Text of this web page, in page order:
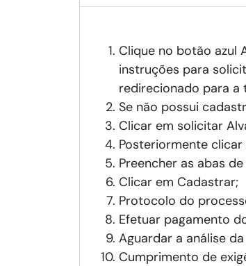
Clique no botão azul
instruções para
redirecionado para a
Se não possui
Clicar em solicitar
Posteriormente clicar
Preencher as abas
Clicar em Cadastrar;
Protocolo do
Efetuar pagamento
Aguardar a análise
Cumprimento de